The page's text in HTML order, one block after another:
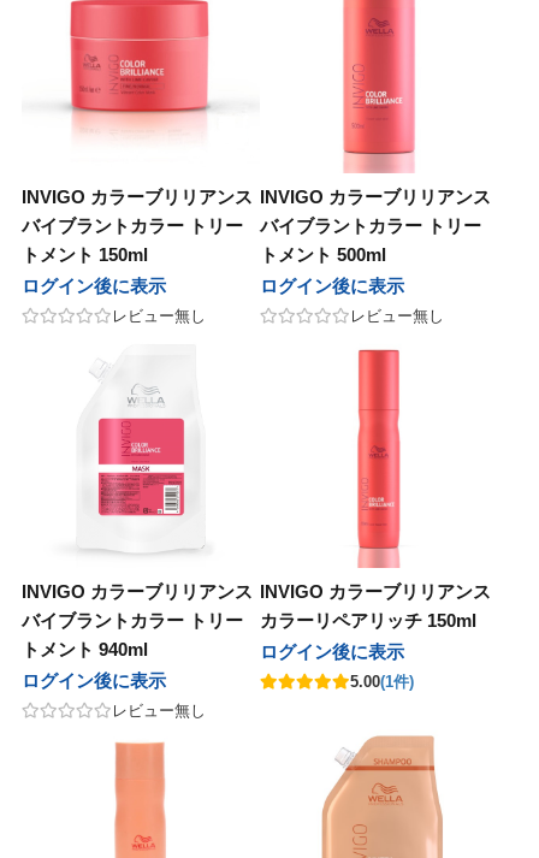
ヤーマン
INVIGO カラーブリリアンス
バイブラントカラー トリー
トメント 150ml
ログイン後に表示
レビュー無し
INVIGO カラーブリリアンス
バイブラントカラー トリー
トメント 500ml
ログイン後に表示
レビュー無し
INVIGO カラーブリリアンス
バイブラントカラー トリー
トメント 940ml
ログイン後に表示
レビュー無し
INVIGO カラーブリリアンス
カラーリペアリッチ 150ml
ログイン後に表示
5.00(1件)